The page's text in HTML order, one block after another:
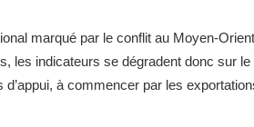
marqué par le conflit au Moyen-
les indicateurs se dégradent donc sur
à commencer par les